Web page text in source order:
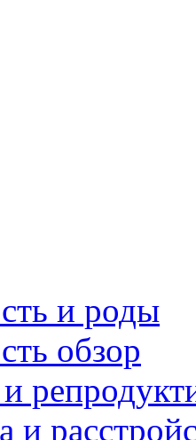
и роды
обзор
и